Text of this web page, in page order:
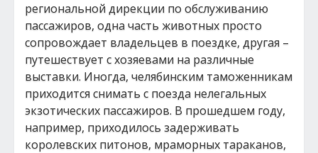
региональной дирекции по обслуживанию
пассажиров, одна часть животных просто
сопровождает владельцев в поездке, другая –
путешествует с хозяевами на различные
выставки. Иногда, челябинским таможенникам
приходится снимать с поезда нелегальных
экзотических пассажиров. В прошедшем году,
например, приходилось задерживать
королевских питонов, мраморных тараканов,